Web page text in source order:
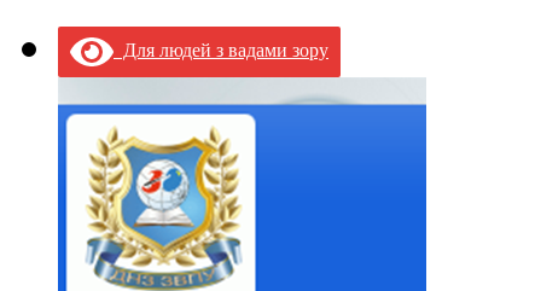
Для людей з вадами зору